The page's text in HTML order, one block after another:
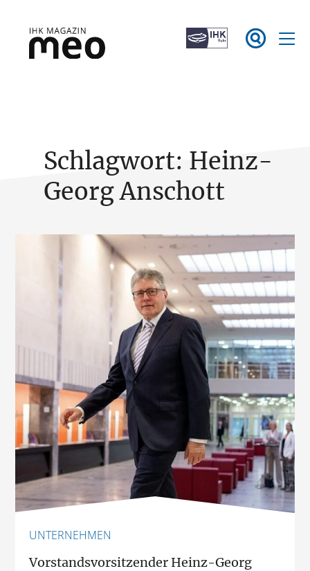

Schlagwort: Heinz-
Georg Anschott
UNTERNEHMEN
Vorstandsvorsitzender Heinz-Georg